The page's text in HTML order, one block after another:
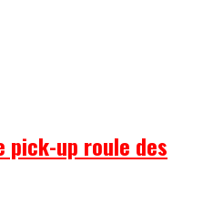
pick-up roule des